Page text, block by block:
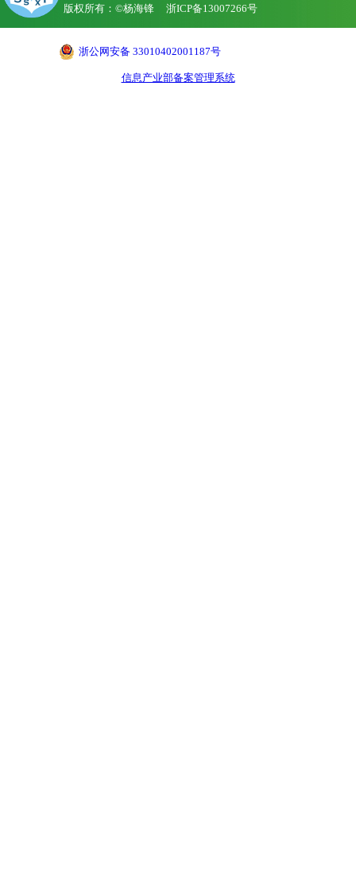
版权所有：©杨海锋 浙ICP备13007266号
浙公网安备 33010402001187号
信息产业部备案管理系统